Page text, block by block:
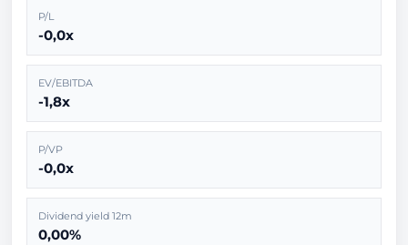
P/L
-0,0x
EV/EBITDA
-1,8x
P/VP
-0,0x
Dividend yield 12m
0,00%